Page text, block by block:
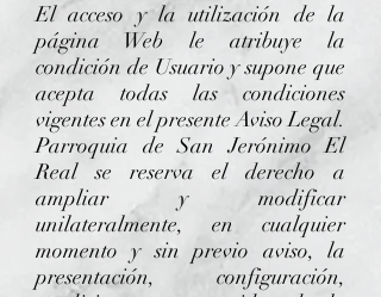
El acceso y la utilización de la
página Web le atribuye la
condición de Usuario y supone que
acepta todas las condiciones
vigentes en el presente Aviso Legal.
Parroquia de San Jerónimo El
Real se reserva el derecho a
ampliar y modificar
unilateralmente, en cualquier
momento y sin previo aviso, la
presentación, configuración,